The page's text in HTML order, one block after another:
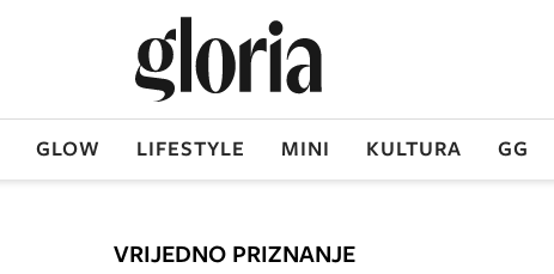
GLOW LIFESTYLE MINI KULTURA GG
VRIJEDNO PRIZNANJE